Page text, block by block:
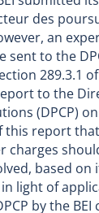
des
an
sent to the
289.3.1
to the
(DPCP)
this report
charges
based on
light of
by the BEI